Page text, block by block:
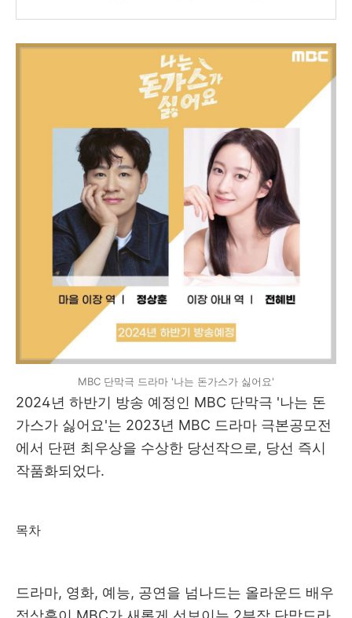
MBC 단막극 드라마 '나는 돈가스가 싫어요'
2024년 하반기 방송 예정인 MBC 단막극 '나는 돈
가스가 싫어요'는 2023년 MBC 드라마 극본공모전
에서 단편 최우상을 수상한 당선작으로, 당선 즉시
작품화되었다.
목차
드라마, 영화, 예능, 공연을 넘나드는 올라운드 배우